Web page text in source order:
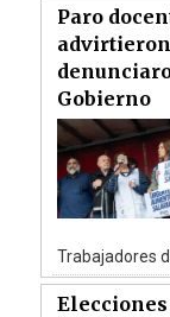
Paro
Gobierno
Trabajadores